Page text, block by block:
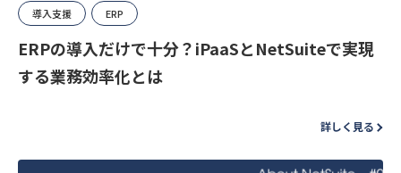
導入支援 ERP
ERPの導入だけで十分？iPaaSとNetSuiteで実現
する業務効率化とは
詳しく見る